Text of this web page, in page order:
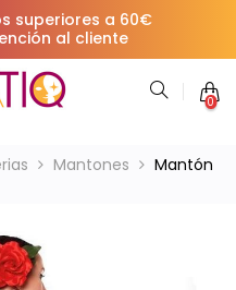
superiores a 60€
al cliente
0
Mantones
Mantón